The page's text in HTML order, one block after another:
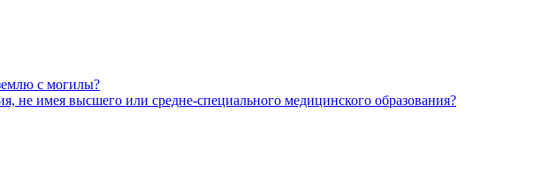
с могилы?
не имея высшего или средне-специального медицинского образования?